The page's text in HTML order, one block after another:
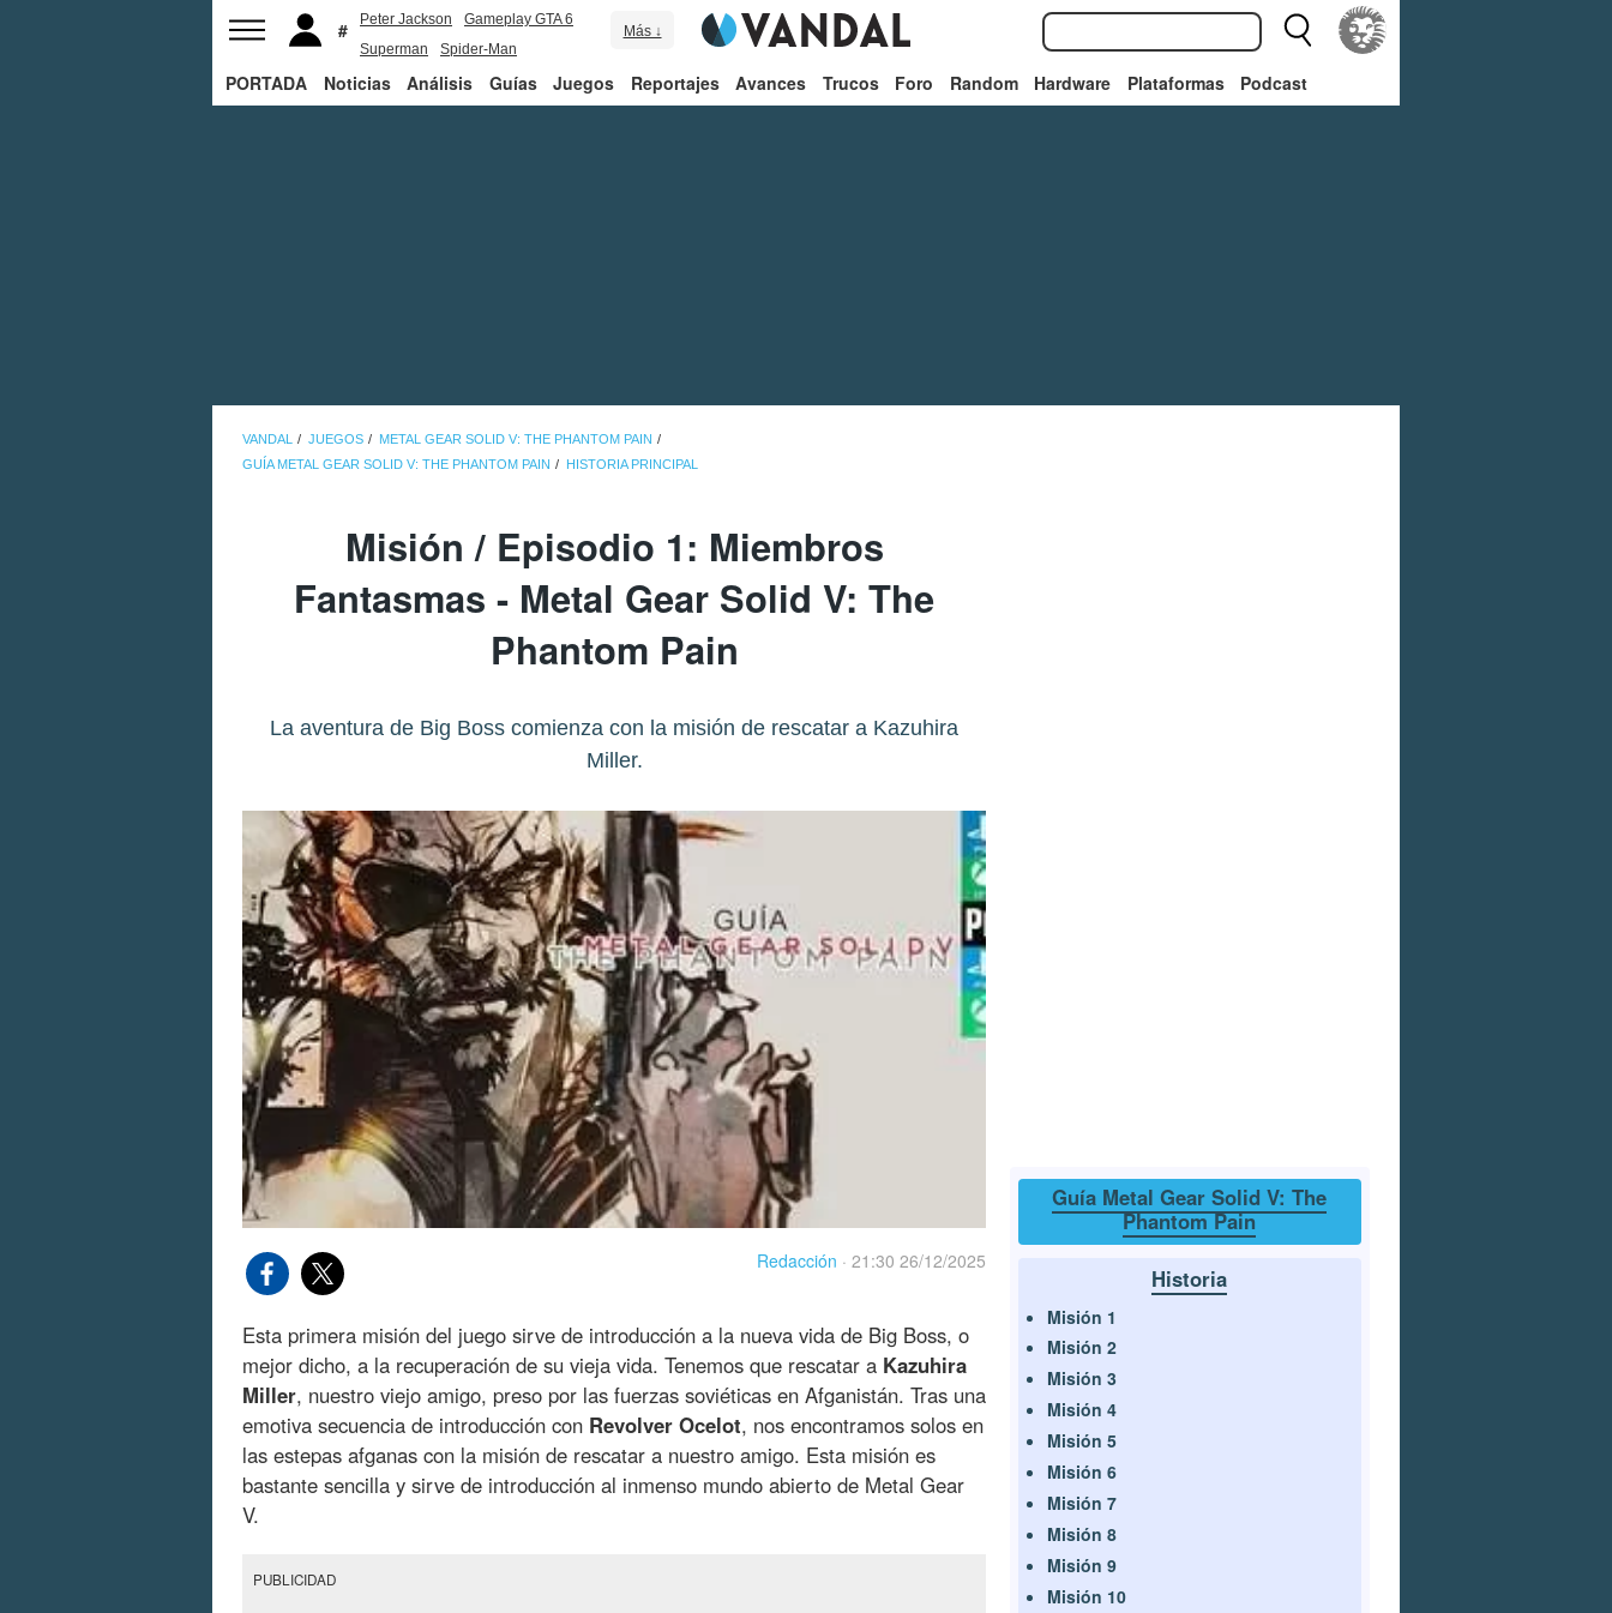
Peter Jackson
Gameplay GTA 6
Superman
Spider-Man
Más ↓
PORTADA Noticias Análisis Guías Juegos Reportajes Avances Trucos Foro Random Hardware Plataformas Podcast
VANDAL JUEGOS
METAL GEAR SOLID V: THE PHANTOM PAIN
GUÍA METAL GEAR SOLID V: THE PHANTOM PAIN
HISTORIA PRINCIPAL
Misión / Episodio 1: Miembros
Fantasmas - Metal Gear Solid V: The
Phantom Pain
La aventura de Big Boss comienza con la misión de rescatar a Kazuhira
Miller.
Redacción · 21:30 26/12/2025
Esta primera misión del juego sirve de introducción a la nueva vida de Big Boss, o
mejor dicho, a la recuperación de su vieja vida. Tenemos que rescatar a Kazuhira
Miller, nuestro viejo amigo, preso por las fuerzas soviéticas en Afganistán. Tras una
emotiva secuencia de introducción con Revolver Ocelot, nos encontramos solos en
las estepas afganas con la misión de rescatar a nuestro amigo. Esta misión es
bastante sencilla y sirve de introducción al inmenso mundo abierto de Metal Gear
V.
PUBLICIDAD
Guía Metal Gear Solid V: The
Phantom Pain
Historia
Misión 1
Misión 2
Misión 3
Misión 4
Misión 5
Misión 6
Misión 7
Misión 8
Misión 9
Misión 10